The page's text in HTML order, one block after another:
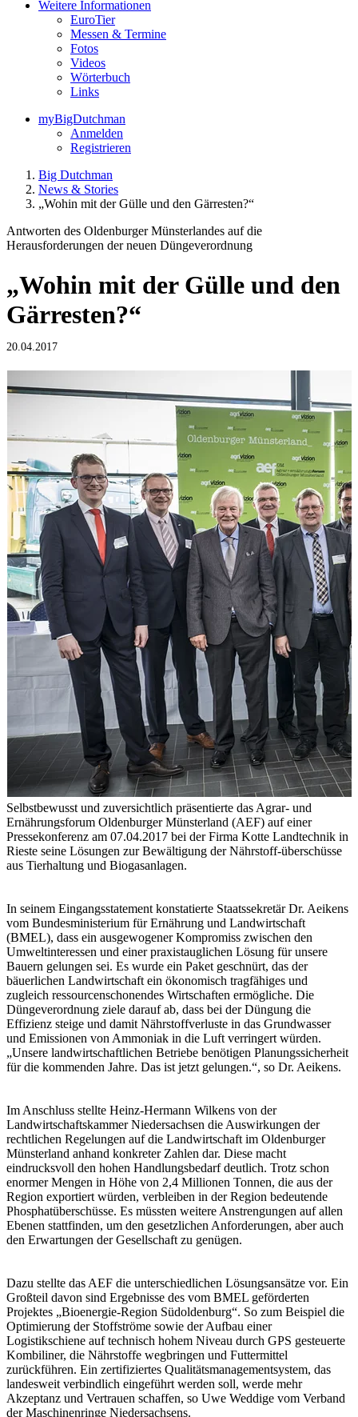
Weitere Informationen
EuroTier
Messen & Termine
Fotos
Videos
Wörterbuch
Links
myBigDutchman
Anmelden
Registrieren
Big Dutchman
News & Stories
„Wohin mit der Gülle und den Gärresten?“
Antworten des Oldenburger Münsterlandes auf die
Herausforderungen der neuen Düngeverordnung
„Wohin mit der Gülle und den
Gärresten?“
20.04.2017
Selbstbewusst und zuversichtlich präsentierte das Agrar- und
Ernährungsforum Oldenburger Münsterland (AEF) auf einer
Pressekonferenz am 07.04.2017 bei der Firma Kotte Landtechnik in
Rieste seine Lösungen zur Bewältigung der Nährstoff-überschüsse
aus Tierhaltung und Biogasanlagen.
In seinem Eingangsstatement konstatierte Staatssekretär Dr. Aeikens
vom Bundesministerium für Ernährung und Landwirtschaft
(BMEL), dass ein ausgewogener Kompromiss zwischen den
Umweltinteressen und einer praxistauglichen Lösung für unsere
Bauern gelungen sei. Es wurde ein Paket geschnürt, das der
bäuerlichen Landwirtschaft ein ökonomisch tragfähiges und
zugleich ressourcenschonendes Wirtschaften ermögliche. Die
Düngeverordnung ziele darauf ab, dass bei der Düngung die
Effizienz steige und damit Nährstoffverluste in das Grundwasser
und Emissionen von Ammoniak in die Luft verringert würden.
„Unsere landwirtschaftlichen Betriebe benötigen Planungssicherheit
für die kommenden Jahre. Das ist jetzt gelungen.“, so Dr. Aeikens.
Im Anschluss stellte Heinz-Hermann Wilkens von der
Landwirtschaftskammer Niedersachsen die Auswirkungen der
rechtlichen Regelungen auf die Landwirtschaft im Oldenburger
Münsterland anhand konkreter Zahlen dar. Diese macht
eindrucksvoll den hohen Handlungsbedarf deutlich. Trotz schon
enormer Mengen in Höhe von 2,4 Millionen Tonnen, die aus der
Region exportiert würden, verbleiben in der Region bedeutende
Phosphatüberschüsse. Es müssten weitere Anstrengungen auf allen
Ebenen stattfinden, um den gesetzlichen Anforderungen, aber auch
den Erwartungen der Gesellschaft zu genügen.
Dazu stellte das AEF die unterschiedlichen Lösungsansätze vor. Ein
Großteil davon sind Ergebnisse des vom BMEL geförderten
Projektes „Bioenergie-Region Südoldenburg“. So zum Beispiel die
Optimierung der Stoffströme sowie der Aufbau einer
Logistikschiene auf technisch hohem Niveau durch GPS gesteuerte
Kombiliner, die Nährstoffe wegbringen und Futtermittel
zurückführen. Ein zertifiziertes Qualitätsmanagementsystem, das
landesweit verbindlich eingeführt werden soll, werde mehr
Akzeptanz und Vertrauen schaffen, so Uwe Weddige vom Verband
der Maschinenringe Niedersachsens.